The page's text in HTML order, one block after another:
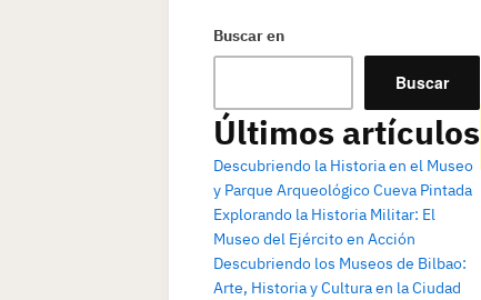
Buscar en
Buscar
Últimos artículos
Descubriendo la Historia en el Museo
y Parque Arqueológico Cueva Pintada
Explorando la Historia Militar: El
Museo del Ejército en Acción
Descubriendo los Museos de Bilbao:
Arte, Historia y Cultura en la Ciudad